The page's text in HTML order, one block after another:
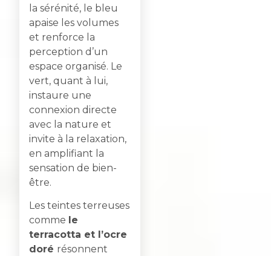
la sérénité, le bleu
apaise les volumes
et renforce la
perception d’un
espace organisé. Le
vert, quant à lui,
instaure une
connexion directe
avec la nature et
invite à la relaxation,
en amplifiant la
sensation de bien-
être.
Les teintes terreuses
comme le
terracotta et l’ocre
doré résonnent